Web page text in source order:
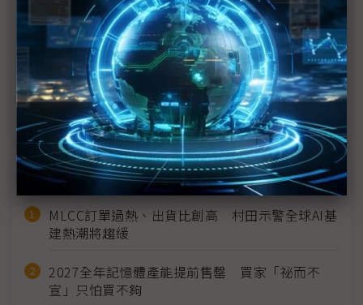
先進封裝、光通訊商機少不了玻璃 康寧Touch
Taiwan不只秀顯示器實力
Nanomade量子穿隧感測技術亮相Touch Taiwan
NB、穿戴裝置都可應用
近７天熱門報導
MLCC訂單過熱、出貨比創高 村田示警全球AI基
建熱潮將趨緩
2027全年記憶體產能提前售罄 買家「祕而不
宣」只怕買不夠